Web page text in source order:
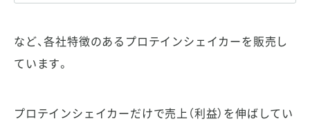
など、各社特徴のあるプロテインシェイカーを販売し
ています。
プロテインシェイカーだけで売上（利益）を伸ばしてい